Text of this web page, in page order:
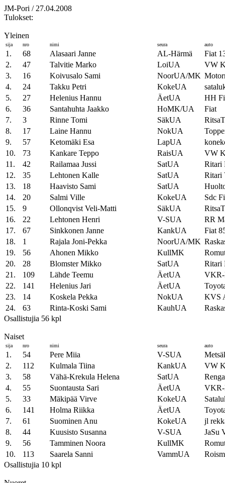
JM-Pori / 27.04.2008
Tulokset:
Yleinen
sija nro nimi seura auto
1. 68 Alasaari Janne AL-Härmä
Fiat
2.
47 Talvitie Marko LoiUA
VW
3.
16 Koivusalo Sami NoorUA/MK
4.
24 Takku Petri KokeUA
5.
27 Helenius Hannu ÄetUA
HH
6.
36 Santahuhta Jaakko HoMK/UA
Fiat
7.
3 Rinne Tomi SäkUA
8.
17 Laine Hannu NokUA
9.
57 Ketomäki Esa LapUA
10.
73 Kankare Teppo RaisUA
VW
11.
42 Railamaa Jussi SatUA
Ritari
12.
35 Lehtonen Kalle SatUA
Ritari
13.
18 Haavisto Sami SatUA
14.
20 Salmi Ville KokeUA
Sdc
15.
9 Ollonqvist Veli-Matti SäkUA
16.
22 Lehtonen Henri V-SUA
RR
17.
67 Sinkkonen Janne KankUA
Fiat
18.
1 Rajala Joni-Pekka NoorUA/MK
19.
56 Ahonen Mikko KullMK
20.
28 Blomster Mikko SatUA
Ritari
21.
109 Lähde Teemu ÄetUA
VKR-
22.
141 Helenius Jari ÄetUA
23.
14 Koskela Pekka NokUA
KVS
24.
63 Rinta-Koski Sami KauhUA
Osallistujia 56 kpl
Naiset
sija nro nimi seura auto
1. 54 Pere Miia V-SUA
2.
112 Kulmala Tiina KankUA
VW
3.
58 Vähä-Krekula Helena SatUA
4.
55 Suontausta Sari ÄetUA
5.
33 Mäkipää Virve KokeUA
6.
141 Holma Riikka ÄetUA
7.
61 Suominen Anu KokeUA
jl
8.
44 Kuusisto Susanna V-SUA
JaSu
9.
56 Tamminen Noora KullMK
10.
113 Saarela Sanni VammUA
Osallistujia 10 kpl